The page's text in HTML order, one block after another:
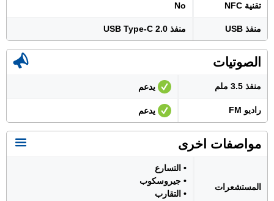
تقنية NFC No
منفذ USB منفذ USB Type-C 2.0
الصوتيات
منفذ 3.5 ملم يدعم
راديو FM يدعم
مواصفات اخرى
المستشعرات
• التسارع
• جيروسكوب
• التقارب